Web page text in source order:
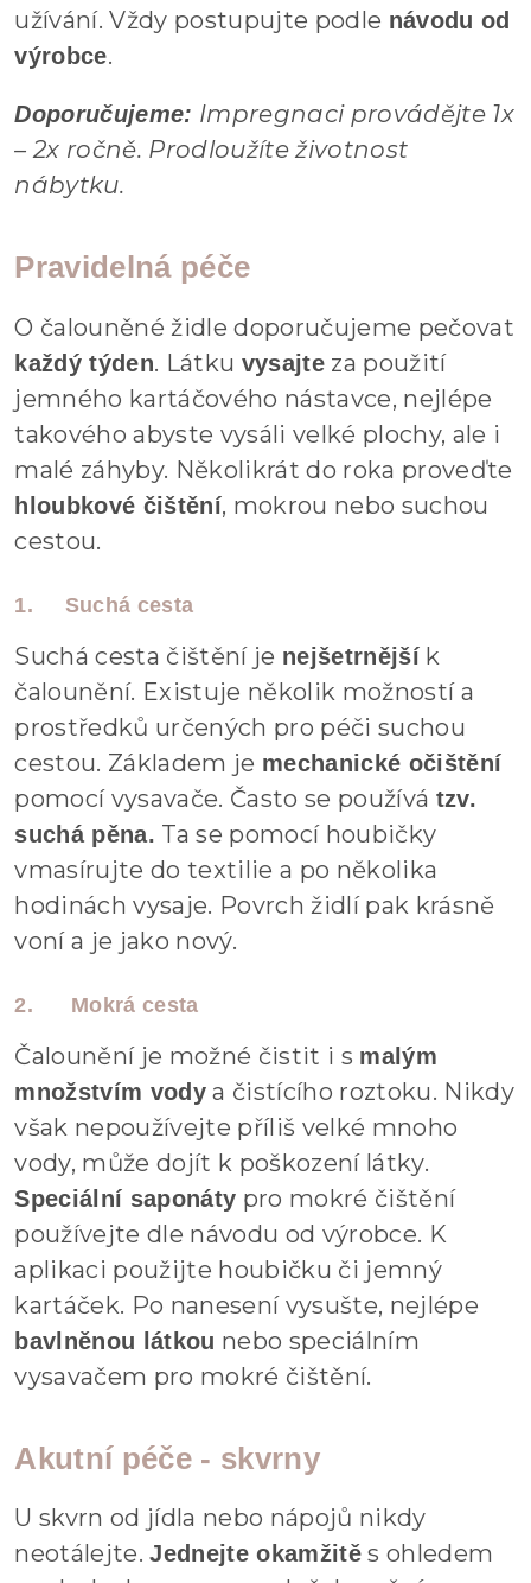
užívání. Vždy postupujte podle návodu od
výrobce.
Doporučujeme: Impregnaci provádějte 1x
– 2x ročně. Prodloužíte životnost
nábytku.
Pravidelná péče
O čalouněné židle doporučujeme pečovat
každý týden. Látku vysajteza použití
jemného kartáčového nástavce, nejlépe
takového abyste vysáli velké plochy, ale i
malé záhyby. Několikrát do roka proveďte
hloubkové čištění, mokrou nebo suchou
cestou.
1. Suchá cesta
Suchá cesta čištění je nejšetrnějšík
čalounění. Existuje několik možností a
prostředků určených pro péči suchou
cestou. Základem je mechanické očištění
pomocí vysavače. Často se používá tzv.
suchá pěna. Ta se pomocí houbičky
vmasírujte do textilie a po několika
hodinách vysaje. Povrch židlí pak krásně
voní a je jako nový.
2. Mokrá cesta
Čalounění je možné čistit i s malým
množstvím vodya čistícího roztoku. Nikdy
však nepoužívejte příliš velké mnoho
vody, může dojít k poškození látky.
Speciální saponáty pro mokré čištění
používejte dle návodu od výrobce. K
aplikaci použijte houbičku či jemný
kartáček. Po nanesení vysušte, nejlépe
bavlněnou látkou nebo speciálním
vysavačem pro mokré čištění.
Akutní péče - skvrny
U skvrn od jídla nebo nápojů nikdy
neotálejte.Jednejte okamžitěs ohledem